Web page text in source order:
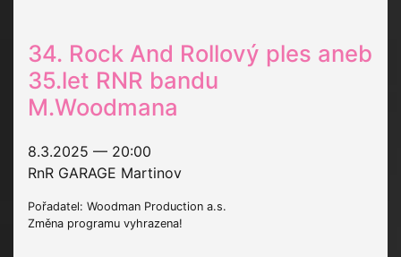
34. Rock And Rollový ples aneb
35.let RNR bandu
M.Woodmana
8.3.2025 — 20:00
RnR GARAGE Martinov
Pořadatel: Woodman Production a.s.
Změna programu vyhrazena!